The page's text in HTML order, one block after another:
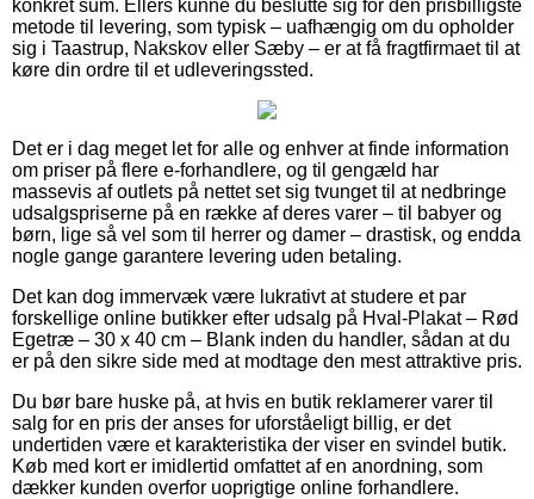
konkret sum. Ellers kunne du beslutte sig for den prisbilligste
metode til levering, som typisk – uafhængig om du opholder
sig i Taastrup, Nakskov eller Sæby – er at få fragtfirmaet til at
køre din ordre til et udleveringssted.
Det er i dag meget let for alle og enhver at finde information
om priser på flere e-forhandlere, og til gengæld har
massevis af outlets på nettet set sig tvunget til at nedbringe
udsalgspriserne på en række af deres varer – til babyer og
børn, lige så vel som til herrer og damer – drastisk, og endda
nogle gange garantere levering uden betaling.
Det kan dog immervæk være lukrativt at studere et par
forskellige online butikker efter udsalg på Hval-Plakat – Rød
Egetræ – 30 x 40 cm – Blank inden du handler, sådan at du
er på den sikre side med at modtage den mest attraktive pris.
Du bør bare huske på, at hvis en butik reklamerer varer til
salg for en pris der anses for uforståeligt billig, er det
undertiden være et karakteristika der viser en svindel butik.
Køb med kort er imidlertid omfattet af en anordning, som
dækker kunden overfor uoprigtige online forhandlere.